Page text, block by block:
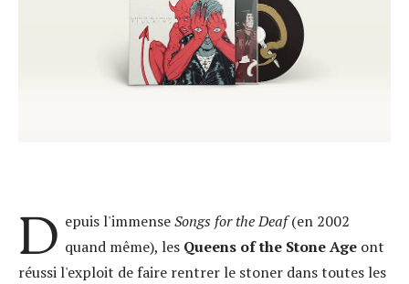
D epuis l'immenseSongs for the Deaf(en 2002
quand même), les Queens of the Stone Age ont
réussi l'exploit de faire rentrer le stoner dans toutes les